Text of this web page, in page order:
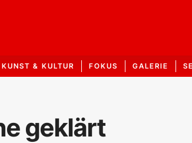
KUNST & KULTUR FOKUS GALERIE
geklärt